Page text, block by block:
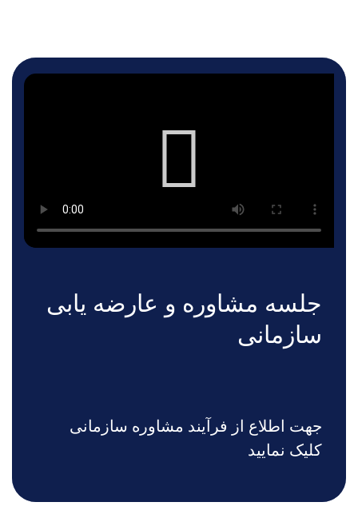
جلسه مشاوره و عارضه یابی
سازمانی
جهت اطلاع از فرآیند مشاوره سازمانی
کلیک نمایید